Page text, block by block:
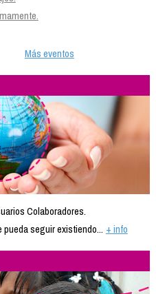
Más eventos
Colaboradores.
seguir existiendo... + info